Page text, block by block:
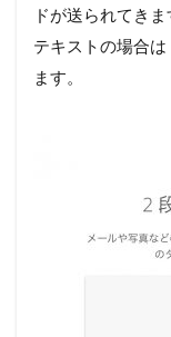
ドが送られてきま
テキストの場合
ます。